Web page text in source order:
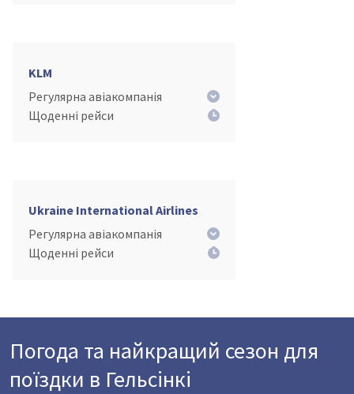
KLM
Регулярна авіакомпанія
Щоденні рейси
Ukraine International Airlines
Регулярна авіакомпанія
Щоденні рейси
Погода та найкращий сезон для
поїздки в Гельсінкі